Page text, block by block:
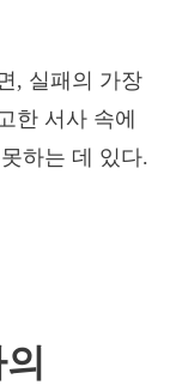
, 실패의 가장
한 서사 속에
하는 데 있다.